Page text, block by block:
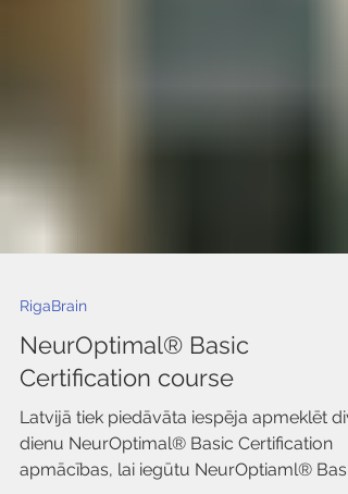
RigaBrain
NeurOptimal® Basic